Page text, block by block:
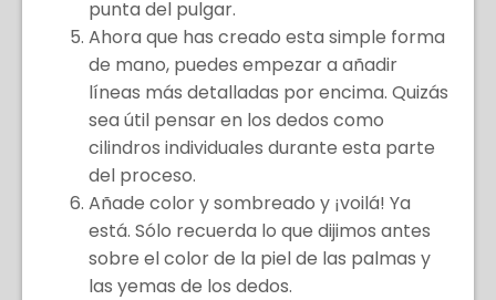
punta del pulgar.
Ahora que has creado esta simple forma
de mano, puedes empezar a añadir
líneas más detalladas por encima. Quizás
sea útil pensar en los dedos como
cilindros individuales durante esta parte
del proceso.
Añade color y sombreado y ¡voilá! Ya
está. Sólo recuerda lo que dijimos antes
sobre el color de la piel de las palmas y
las yemas de los dedos.